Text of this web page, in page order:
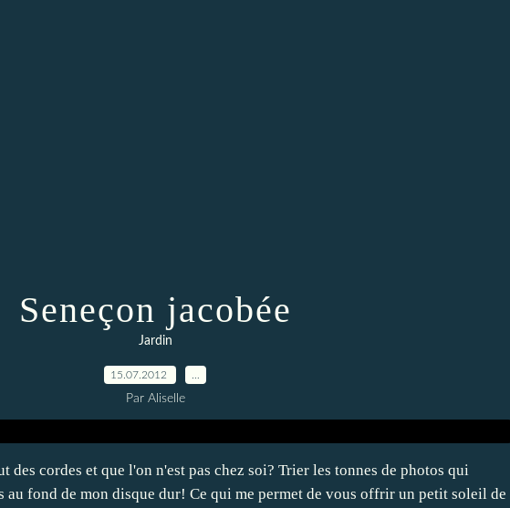
Seneçon jacobée
Jardin
15.07.2012
Par Aliselle
cordes et que l'on n'est pas chez soi? Trier les tonnes de photos qui
au fond de mon disque dur! Ce qui me permet de vous offrir un petit soleil de